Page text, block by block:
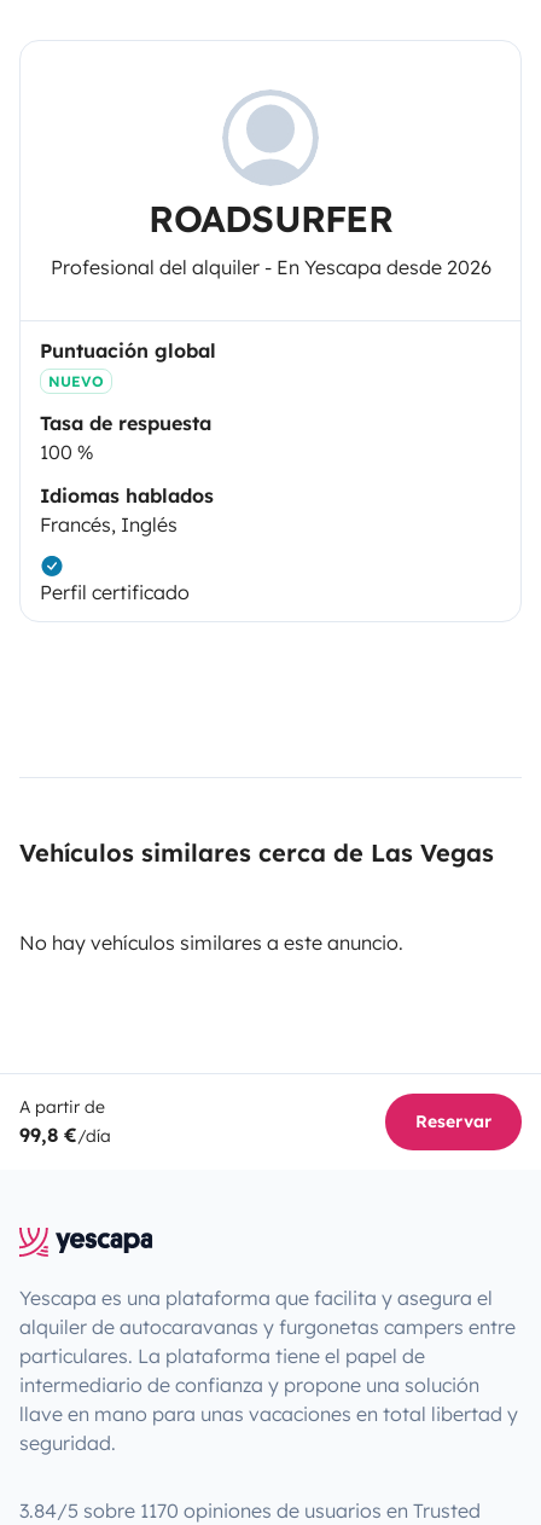
ROADSURFER
Profesional del alquiler - En Yescapa desde 2026
Puntuación global
NUEVO
Tasa de respuesta
100 %
Idiomas hablados
Francés, Inglés
Perfil certificado
Vehículos similares cerca de Las Vegas
No hay vehículos similares a este anuncio.
A partir de
99,8 €/día
Reservar
Yescapa es una plataforma que facilita y asegura el
alquiler de autocaravanas y furgonetas campers entre
particulares. La plataforma tiene el papel de
intermediario de confianza y propone una solución
llave en mano para unas vacaciones en total libertad y
seguridad.
3.84/5 sobre 1170 opiniones de usuarios en Trusted